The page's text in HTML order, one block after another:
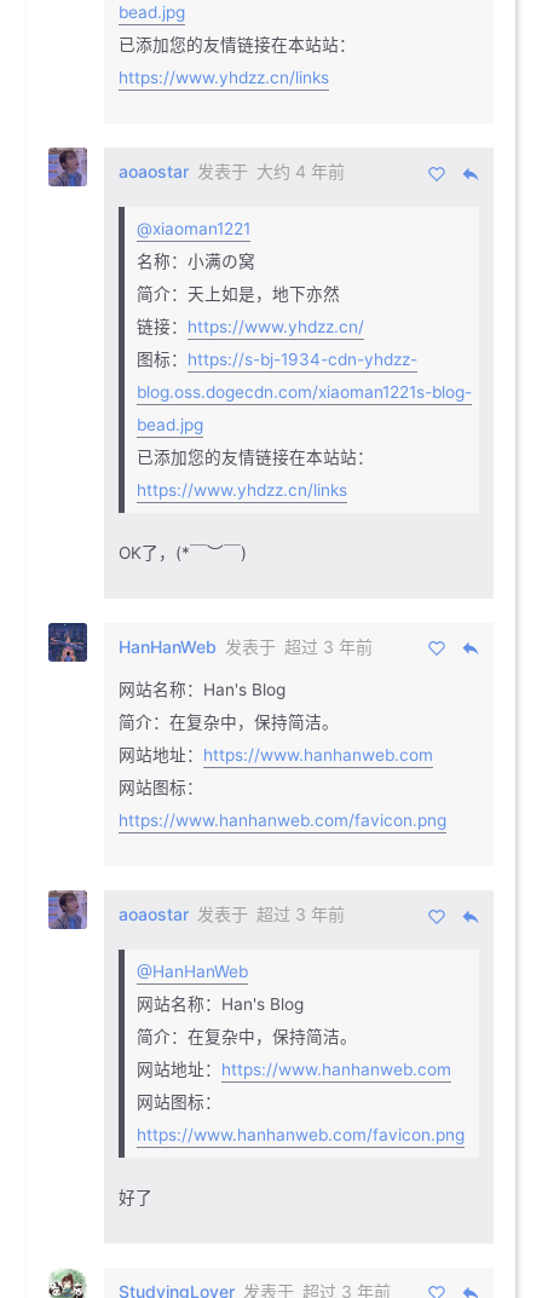
bead.jpg
已添加您的友情链接在本站站：
https://www.yhdzz.cn/links
aoaostar 发表于 大约 4 年前
@xiaoman1221
名称：小满の窝
简介：天上如是，地下亦然
链接： https://www.yhdzz.cn/
图标： https://s-bj-1934-cdn-yhdzz-
blog.oss.dogecdn.com/xiaoman1221s-blog-
bead.jpg
已添加您的友情链接在本站站：
https://www.yhdzz.cn/links
OK了，(*￣︶￣)
HanHanWeb 发表于 超过 3 年前
网站名称：Han's Blog
简介：在复杂中，保持简洁。
网站地址： https://www.hanhanweb.com
网站图标：
https://www.hanhanweb.com/favicon.png
aoaostar 发表于 超过 3 年前
@HanHanWeb
网站名称：Han's Blog
简介：在复杂中，保持简洁。
网站地址： https://www.hanhanweb.com
网站图标：
https://www.hanhanweb.com/favicon.png
好了
StudyingLover 发表于 超过 3 年前